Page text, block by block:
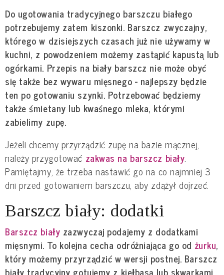
Do ugotowania tradycyjnego barszczu białego
potrzebujemy zatem kiszonki. Barszcz zwyczajny,
którego w dzisiejszych czasach już nie używamy w
kuchni, z powodzeniem możemy zastąpić kapustą lub
ogórkami. Przepis na biały barszcz nie może obyć
się także bez wywaru mięsnego - najlepszy będzie
ten po gotowaniu szynki. Potrzebować będziemy
także śmietany lub kwaśnego mleka, którymi
zabielimy zupę.
Jeżeli chcemy przyrządzić zupę na bazie mącznej,
należy przygotować zakwas na barszcz biały.
Pamiętajmy, że trzeba nastawić go na co najmniej 3
dni przed gotowaniem barszczu, aby zdążył dojrzeć.
Barszcz biały: dodatki
Barszcz biały zazwyczaj podajemy z dodatkami
mięsnymi. To kolejna cecha odróżniająca go od żurku,
który możemy przyrządzić w wersji postnej. Barszcz
biały tradycyjny gotujemy z kiełbasą lub skwarkami.